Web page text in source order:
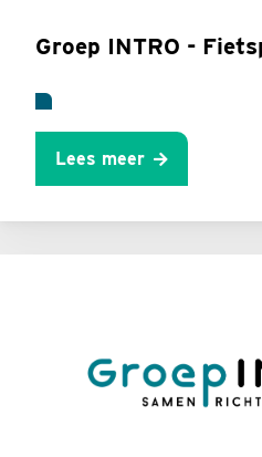
Groep INTRO -
Lees meer